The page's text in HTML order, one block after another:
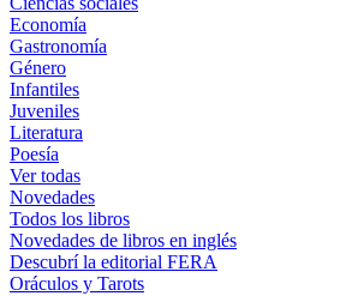
Economía
Gastronomía
Género
Infantiles
Juveniles
Literatura
Poesía
Ver todas
Novedades
Todos los libros
Novedades de libros en inglés
Descubrí la editorial FERA
Oráculos y Tarots